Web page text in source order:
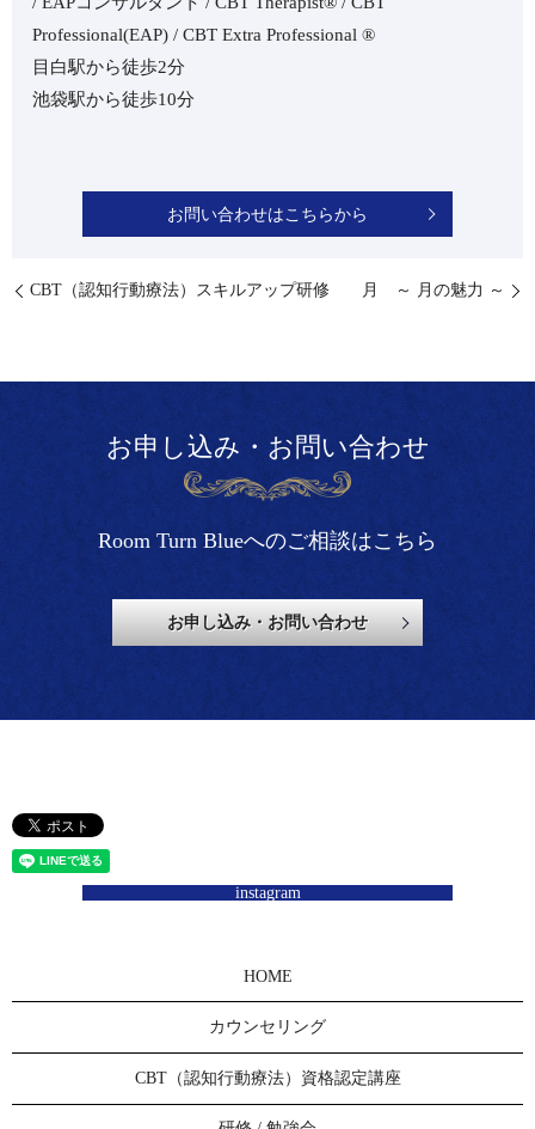
Professional(EAP) / CBT Extra Professional ®︎
目白駅から徒歩2分
池袋駅から徒歩10分
お問い合わせはこちらから
CBT（認知行動療法）スキルアップ研修 月 ～ 月の魅力 ～
お申し込み・お問い合わせ
Room Turn Blueへのご相談はこちら
お申し込み・お問い合わせ
instagram
HOME
カウンセリング
CBT（認知行動療法）資格認定講座